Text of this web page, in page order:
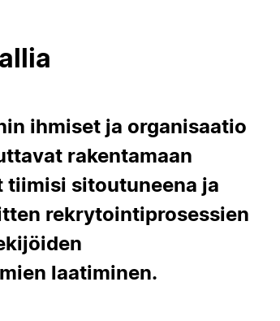
ihmiset ja organisaatio
rakentamaan
sitoutuneena ja
rekrytointiprosessien
laatiminen.